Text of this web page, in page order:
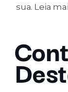
sua. Leia